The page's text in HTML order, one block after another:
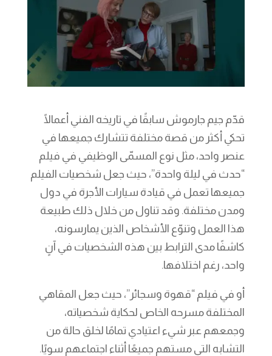
قدّم جيم جارموش سابقًا في تاريخه الفني أعمالًا
تحكي أكثر من قصة مختلفة تتشارك جميعها في
عنصر واحد، مثل نوع المسمّى الوظيفي في فيلم
“حدث في ليلة واحدة”، حيث جعل شخصيات الفيلم
جميعها تعمل في قيادة سيارات الأجرة في دول
ومدن مختلفة. وقد تناول من خلال ذلك طبيعة
هذا العمل وتنوّع الأشخاص الذين يمارسونه،
كاشفًا مدى الترابط بين هذه الشخصيات في آنٍ
واحد، رغم اختلافها.
أو في فيلم “قهوة وسجائر”، حيث جعل المقاهي
المختلفة مسرحه الخاص لحكاية شخصياته،
وجمعهم عبر شيء اعتيادي تمامًا لخلق حالة من
التشابه التي مستهم جميعًا أثناء اجتماعهم سويًا.